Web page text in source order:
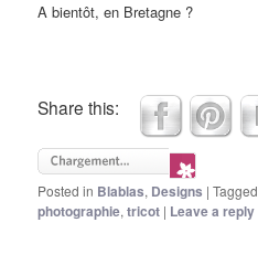
A bientôt, en Bretagne ?
Share this:
Posted in Blablas, Designs |Tagged
photographie,tricot | Leave a reply